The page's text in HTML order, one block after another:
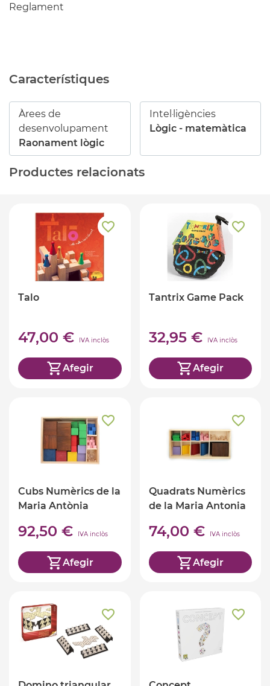
Reglament
Característiques
Àrees de
desenvolupament
Raonament lògic
Intel·ligències
Lògic - matemàtica
Productes relacionats
Talo
47,00 € IVA inclòs
Afegir
Tantrix Game Pack
32,95 € IVA inclòs
Afegir
Cubs Numèrics de la
Maria Antònia
92,50 € IVA inclòs
Afegir
Quadrats Numèrics
de la Maria Antonia
74,00 € IVA inclòs
Afegir